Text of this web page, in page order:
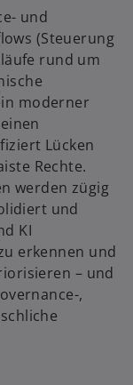
und
(Steuerung
rund um
moderner
Lücken
Rechte.
werden zügig
und
KI
erkennen und
– und
,